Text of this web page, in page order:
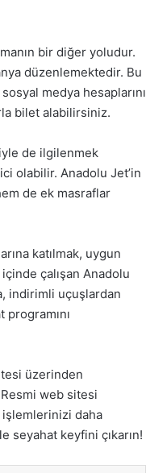
bir diğer yoludur.
düzenlemektedir. Bu
medya hesaplarını
bilet alabilirsiniz.
de ilgilenmek
olabilir. Anadolu Jet’in
de ek masraflar
katılmak, uygun
çalışan Anadolu
indirimli uçuşlardan
üzerinden
web sitesi
daha
keyfini çıkarın!